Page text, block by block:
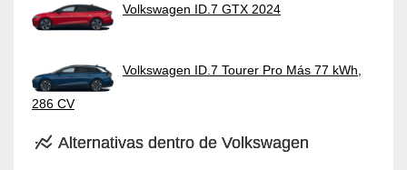
Volkswagen ID.7 GTX 2024
Volkswagen ID.7 Tourer Pro Más 77 kWh,
286 CV
Alternativas dentro de Volkswagen